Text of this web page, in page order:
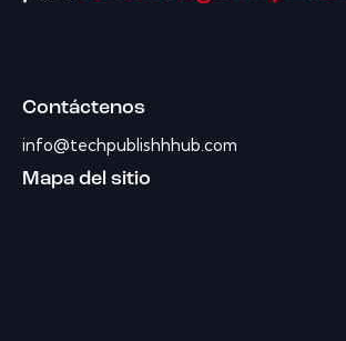
Contáctenos
info@techpublishhhub.com
Mapa del sitio